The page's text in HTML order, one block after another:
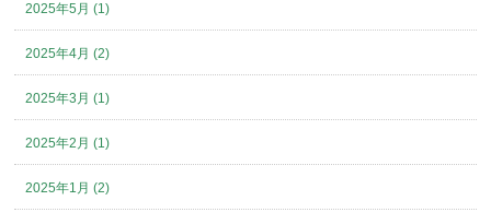
2025年5月 (1)
2025年4月 (2)
2025年3月 (1)
2025年2月 (1)
2025年1月 (2)